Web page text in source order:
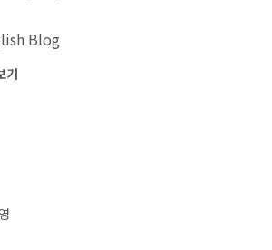
Blog
기